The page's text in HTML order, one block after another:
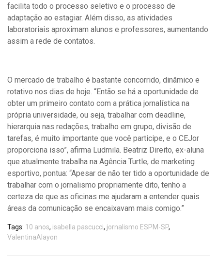
facilita todo o processo seletivo e o processo de
adaptação ao estagiar. Além disso, as atividades
laboratoriais aproximam alunos e professores, aumentando
assim a rede de contatos.
O mercado de trabalho é bastante concorrido, dinâmico e
rotativo nos dias de hoje. “Então se há a oportunidade de
obter um primeiro contato com a prática jornalística na
própria universidade, ou seja, trabalhar com deadline,
hierarquia nas redações, trabalho em grupo, divisão de
tarefas, é muito importante que você participe, e o CEJor
proporciona isso”, afirma Ludmila. Beatriz Direito, ex-aluna
que atualmente trabalha na Agência Turtle, de marketing
esportivo, pontua: “Apesar de não ter tido a oportunidade de
trabalhar com o jornalismo propriamente dito, tenho a
certeza de que as oficinas me ajudaram a entender quais
áreas da comunicação se encaixavam mais comigo.”
Tags: 10 anos, isabella pascucci, jornalismo ESPM-SP,
ValentinaAlayon